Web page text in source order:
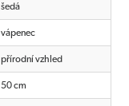
šedá
vápenec
přírodní vzhled
50 cm